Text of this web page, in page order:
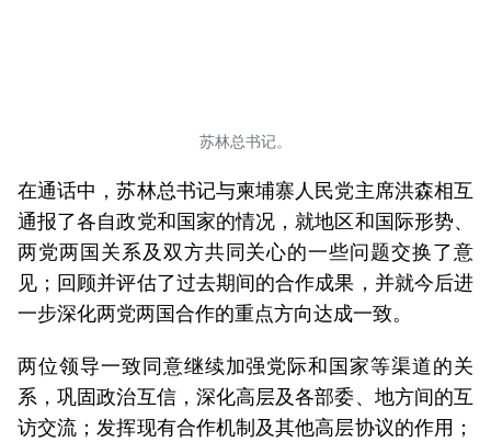
苏林总书记。
在通话中，苏林总书记与柬埔寨人民党主席洪森相互
通报了各自政党和国家的情况，就地区和国际形势、
两党两国关系及双方共同关心的一些问题交换了意
见；回顾并评估了过去期间的合作成果，并就今后进
一步深化两党两国合作的重点方向达成一致。
两位领导一致同意继续加强党际和国家等渠道的关
系，巩固政治互信，深化高层及各部委、地方间的互
访交流；发挥现有合作机制及其他高层协议的作用；